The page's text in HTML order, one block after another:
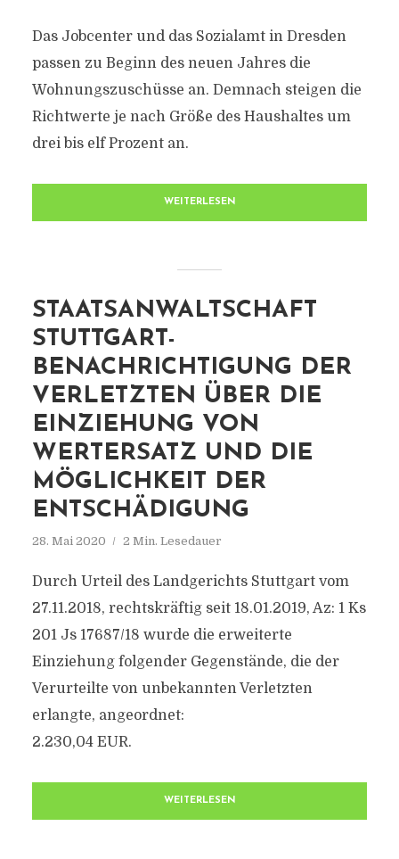
Das Jobcenter und das Sozialamt in Dresden
passen zu Beginn des neuen Jahres die
Wohnungszuschüsse an. Demnach steigen die
Richtwerte je nach Größe des Haushaltes um
drei bis elf Prozent an.
WEITERLESEN
STAATSANWALTSCHAFT
STUTTGART-
BENACHRICHTIGUNG DER
VERLETZTEN ÜBER DIE
EINZIEHUNG VON
WERTERSATZ UND DIE
MÖGLICHKEIT DER
ENTSCHÄDIGUNG
28. Mai 2020 2 Min. Lesedauer
Durch Urteil des Landgerichts Stuttgart vom
27.11.2018, rechtskräftig seit 18.01.2019, Az: 1 Ks
201 Js 17687/18 wurde die erweiterte
Einziehung folgender Gegenstände, die der
Verurteilte von unbekannten Verletzten
erlangte, angeordnet:
2.230,04 EUR.
WEITERLESEN